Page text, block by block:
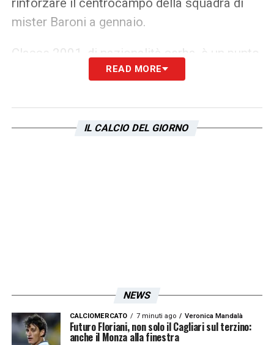
mister Baroni a gennaio.
Classe 2001, di nazionalità serba, è un punto
fermo della mediana dei portoghesi del
sarebbe il solito legato alle liste. Essendo
un over 22 servirebbe inevitabilmente un
READ MORE
IL CALCIO DEL GIORNO
NEWS
CALCIOMERCATO 7 minuti ago Veronica Mandalà
Futuro Floriani, non solo il Cagliari sul terzino:
anche il Monza alla finestra